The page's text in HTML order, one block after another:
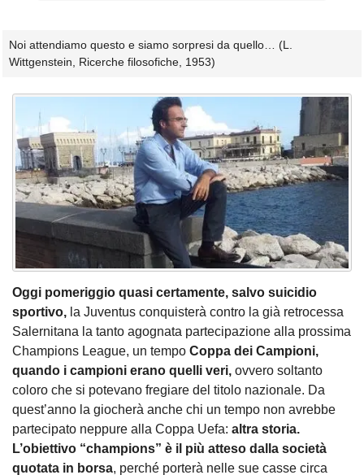
Noi attendiamo questo e siamo sorpresi da quello… (L.
Wittgenstein, Ricerche filosofiche, 1953)
Oggi pomeriggio quasi certamente, salvo suicidio
sportivo, la Juventus conquisterà contro la già retrocessa
Salernitana la tanto agognata partecipazione alla prossima
Champions League, un tempo Coppa dei Campioni,
quando i campioni erano quelli veri, ovvero soltanto
coloro che si potevano fregiare del titolo nazionale. Da
quest’anno la giocherà anche chi un tempo non avrebbe
partecipato neppure alla Coppa Uefa: altra storia.
L’obiettivo “champions” è il più atteso dalla società
quotata in borsa, perché porterà nelle sue casse circa